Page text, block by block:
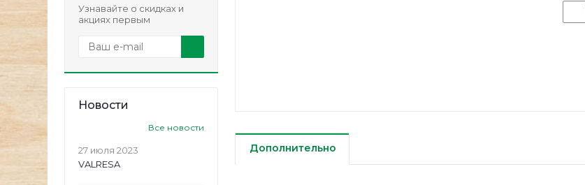
Узнавайте о скидках и
акциях первым
Новости
Все новости
27 июля 2023
VALRESA
Дополнительно